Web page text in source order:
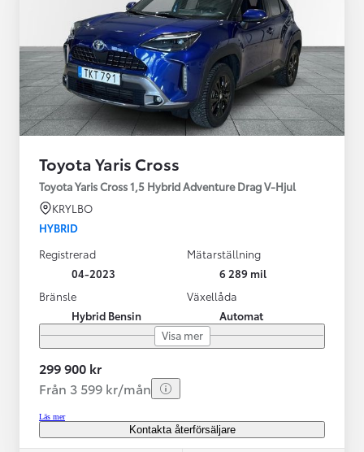
Toyota Yaris Cross
Toyota Yaris Cross 1,5 Hybrid Adventure Drag V-Hjul
KRYLBO
HYBRID
Registrerad
04-2023
Mätarställning
6 289 mil
Bränsle
Hybrid Bensin
Växellåda
Automat
Visa mer
299 900 kr
Från 3 599 kr/mån
Läs mer
Kontakta återförsäljare